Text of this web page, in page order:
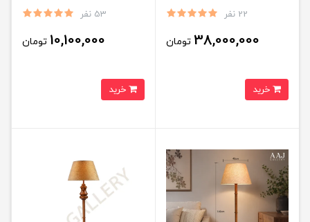
22 نفر
38,000,000 تومان
53 نفر
10,100,000 تومان